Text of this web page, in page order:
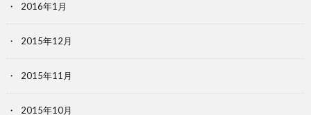
2016年1月
2015年12月
2015年11月
2015年10月